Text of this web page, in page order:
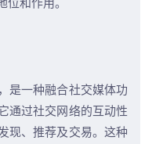
是一种融合社交媒体功
通过社交网络的互动性
现、推荐及交易。这种